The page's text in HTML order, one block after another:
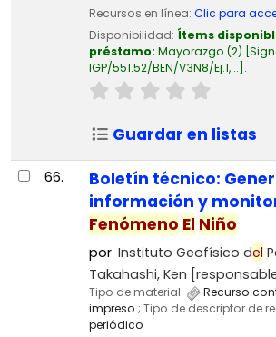
Recursos en línea: Clic para
Disponibilidad: Ítems
préstamo: Mayorazgo (2)
IGP/551.52/BEN/V3N8/Ej.1, .. .
Guardar en listas
66.
Boletín técnico:
información y
Fenómeno El Niño
por Instituto Geofísico del
Takahashi, Ken
Tipo de material: Recurso
impreso ; Tipo de descriptor de
periódico